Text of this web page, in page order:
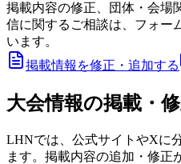
掲載内容の修正、団体・会場
信に関するご相談は、フォー
います。
掲載情報を修正・追加する
大会情報の掲載・
LHNでは、公式サイトやXに
ます。掲載内容の追加・修正